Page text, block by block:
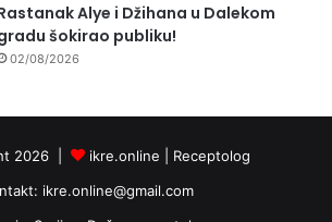
Alye i Džihana u Dalekom
šokirao publiku!
02/08/2026
2026 | ikre.online | Receptolog
ikre.online@gmail.com